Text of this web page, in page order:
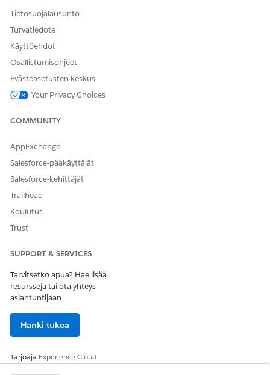
RATKAISIKO TÄMÄ ARTIKKELI ONGELMASI?
Tietosuojalausunto
Turvatiedote
Käyttöehdot
Osallistumisohjeet
Evästeasetusten keskus
Your Privacy Choices
COMMUNITY
AppExchange
Salesforce-pääkäyttäjät
Salesforce-kehittäjät
Trailhead
Koulutus
Trust
SUPPORT & SERVICES
Tarvitsetko apua? Hae lisää
resursseja tai ota yhteys
asiantuntijaan.
Hanki tukea
Tarjoaja Experience Cloud